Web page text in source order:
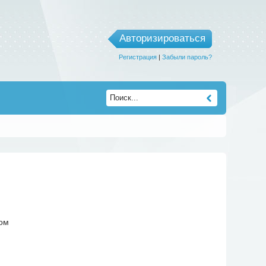
Авторизироваться
Регистрация| Забыли пароль?